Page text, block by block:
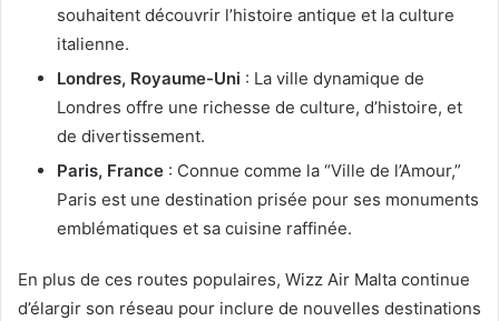
souhaitent découvrir l’histoire antique et la culture
italienne.
Londres, Royaume-Uni : La ville dynamique de
Londres offre une richesse de culture, d’histoire, et
de divertissement.
Paris, France : Connue comme la “Ville de l’Amour,”
Paris est une destination prisée pour ses monuments
emblématiques et sa cuisine raffinée.
En plus de ces routes populaires, Wizz Air Malta continue
d’élargir son réseau pour inclure de nouvelles destinations